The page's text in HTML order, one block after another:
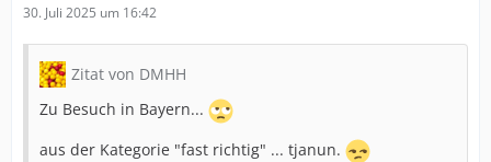
30. Juli 2025 um 16:42
Zitat von DMHH
Zu Besuch in Bayern...
aus der Kategorie "fast richtig" ... tjanun.